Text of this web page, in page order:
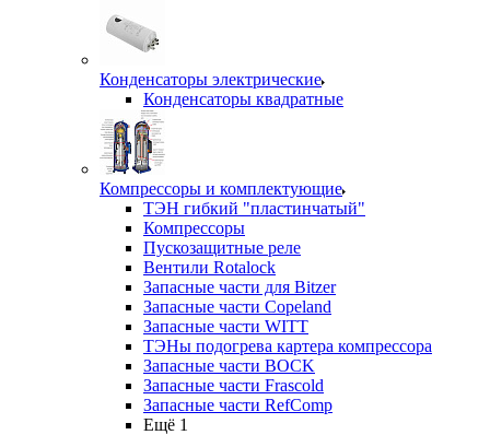
Конденсаторы электрические
Конденсаторы квадратные
Компрессоры и комплектующие
ТЭН гибкий "пластинчатый"
Компрессоры
Пускозащитные реле
Вентили Rotalock
Запасные части для Bitzer
Запасные части Copeland
Запасные части WITT
ТЭНы подогрева картера компрессора
Запасные части BOCK
Запасные части Frascold
Запасные части RefComp
Ещё 1